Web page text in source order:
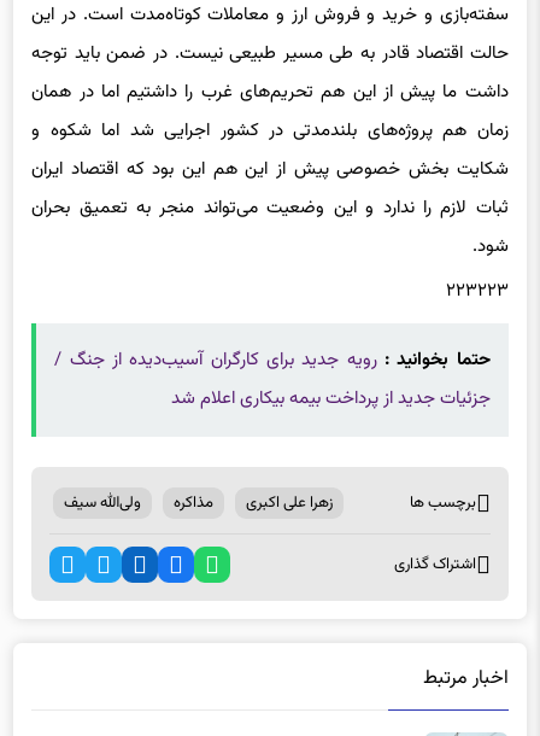
سفته‌بازی و خرید و فروش ارز و معاملات کوتاه‌مدت است. در این
حالت اقتصاد قادر به طی مسیر طبیعی نیست. در ضمن باید توجه
داشت ما پیش از این هم تحریم‌های غرب را داشتیم اما در همان
زمان هم پروژه‌های بلندمدتی در کشور اجرایی شد اما شکوه و
شکایت بخش خصوصی پیش از این هم این بود که اقتصاد ایران
ثبات لازم را ندارد و این وضعیت می‌تواند منجر به تعمیق بحران
شود.
۲۲۳۲۲۳
حتما بخوانید :رویه جدید برای کارگران آسیب‌دیده از جنگ /
جزئیات جدید از پرداخت بیمه بیکاری اعلام شد
برچسب ها زهرا علی اکبری مذاکره ولی‌الله سیف
اشتراک گذاری
اخبار مرتبط